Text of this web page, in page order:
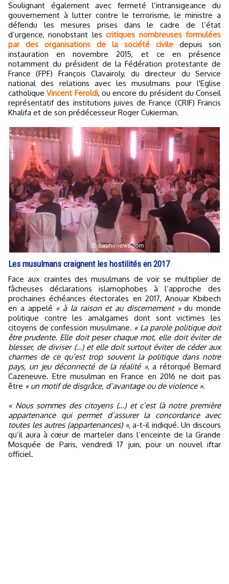
Soulignant également avec fermeté l’intransigeance du
gouvernement à lutter contre le terrorisme, le ministre a
défendu les mesures prises dans le cadre de l’état
d’urgence, nonobstant lescritiques nombreuses formulées
par des organisations de la société civile depuis son
instauration en novembre 2015, et ce en présence
notamment du président de la Fédération protestante de
France (FPF) François Clavairoly, du directeur du Service
national des relations avec les musulmans pour l'Eglise
catholiqueVincent Feroldi, ou encore du président du Conseil
représentatif des institutions juives de France (CRIF) Francis
Khalifa et de son prédécesseur Roger Cukierman.
Les musulmans craignent les hostilités en 2017
Face aux craintes des musulmans de voir se multiplier de
fâcheuses déclarations islamophobes à l’approche des
prochaines échéances électorales en 2017, Anouar Kbibech
en a appelé « à la raison et au discernement »du monde
politique contre les amalgames dont sont victimes les
citoyens de confession musulmane. « La parole politique doit
être prudente. Elle doit peser chaque mot, elle doit éviter de
blesser, de diviser (…) et elle doit surtout éviter de céder aux
charmes de ce qu’est trop souvent la politique dans notre
pays, un jeu déconnecté de la réalité », a rétorqué Bernard
Cazeneuve. Etre musulman en France en 2016 ne doit pas
être « un motif de disgrâce, d’avantage ou de violence ».
« Nous sommes des citoyens (…) et c’est là notre première
appartenance qui permet d’assurer la concordance avec
toutes les autres (appartenances) », a-t-il indiqué. Un discours
qu’il aura à cœur de marteler dans l’enceinte de la Grande
Mosquée de Paris, vendredi 17 juin, pour un nouvel iftar
officiel.